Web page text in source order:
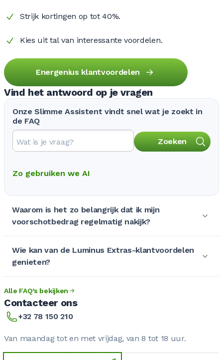
Strijk kortingen op tot 40%.
Kies uit tal van interessante voordelen.
Energenius klantvoordelen
Vind het antwoord op je vragen
Onze Slimme Assistent vindt snel wat je zoekt in
de FAQ
Zoeken
Zo gebruiken we AI
Waarom is het zo belangrijk dat ik mijn
voorschotbedrag regelmatig nakijk?
Wie kan van de Luminus Extras-klantvoordelen
genieten?
Alle FAQ’s bekijken
Contacteer ons
+32 78 150 210
Van maandag tot en met vrijdag, van 8 tot 18 uur.